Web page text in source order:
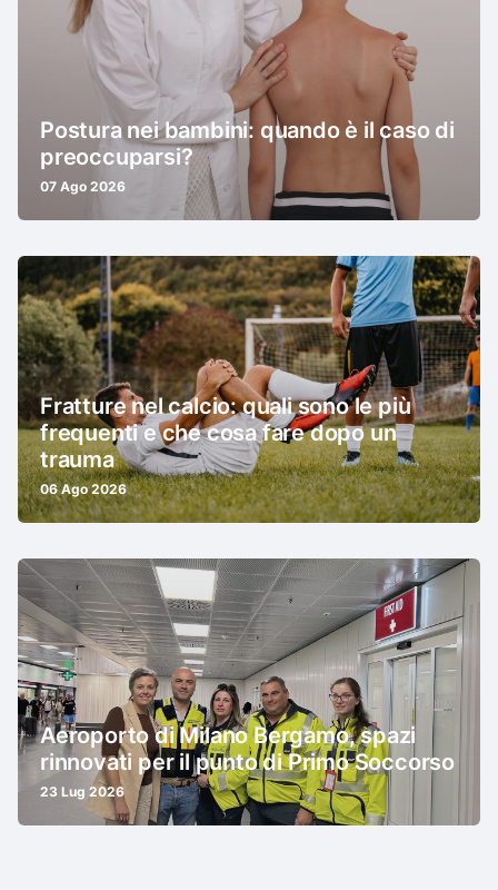
Postura nei bambini: quando è il caso di
preoccuparsi?
07 Ago 2026
Fratture nel calcio: quali sono le più
frequenti e che cosa fare dopo un
trauma
06 Ago 2026
Aeroporto di Milano Bergamo, spazi
rinnovati per il punto di Primo Soccorso
23 Lug 2026